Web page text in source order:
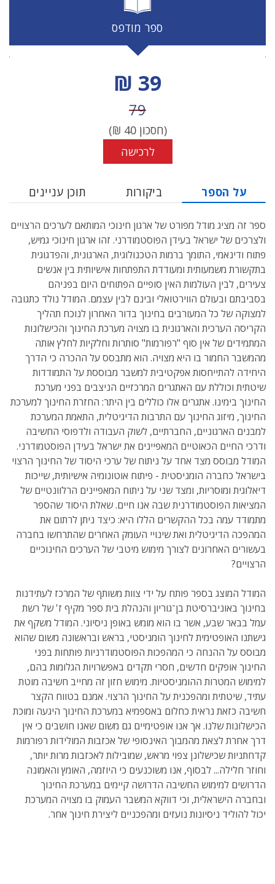
ספר מודפס
מחיר הנחה
39 ₪
מחיר לפני הנחה
79
(חסכון40
₪)
לרכישה
על הספר ביקורות תוכן עניינים
ספר זה מציג מודל מפורט של ארגון חינוכי המותאם לערכים הרצויים
ולצרכים של ישראל בעידן הפוסטמודרני. זהו ארגון חינוכי גמיש,
פתוח ודינאמי, התומך ברמות הטכנולוגית, הארגונית, והפדגוגית
בתקשורת משמעותית ומעודדת התפתחות אישיותית בין אנשים
צעירים, לבין העולמות האין סופיים הפתוחים היום בפניהם
בסביבתם ובעולם הווירטואלי ובינם לבין עצמם. המודל נולד כתגובה
למצוקה של כל המעורבים בחינוך בדור האחרון לנוכח תהליך
הקריסה הערכית והארגונית בו מצויה מערכת החינוך והכישלונות
המתמידים של אין סוף "רפורמות" סותרות וחלקיות לחלץ אותה
מהמשבר החמור בו היא מצויה. הוא מתבסס על ההכרה כי הדרך
היחידה להתייחסות אפקטיבית למשבר מבוססת על התמודדות
שיטתית וכוללת עם האתגרים המרכזיים הניצבים בפני מערכת
החינוך בימינו. אתגרים אלו כוללים בין היתר: החזרת החינוך למערכת
החינוך, מיזוג החינוך עם התרבות הדיגיטלית, התאמת המערכת
למבנים הארגוניים, החברתיים, לשוק העבודה ולדפוסי החשיבה
ודרכי החיים הכאוטיים המאפיינים את ישראל בעידן הפוסטמודרני.
המודל מבוסס מצד אחד על ניתוח של ערכי היסוד של החינוך הרצוי
בישראל כחברה הומניסטית - פיתוח אוטונומיה אישיותית, שייכות
דיאלוגית ומוסריות, ומצד שני על ניתוח המאפיינים הרלוונטיים של
המציאות הפוסטמודרנית שבה אנו חיים. שאלת היסוד שהספר
מתמודד עמה בכל ההקשרים הללו היא: כיצד ניתן לרתום את
המהפכה הדיגיטלית ואת שינויי העומק האחרים שהתרחשו בחברה
בעשורים האחרונים לצורך מימוש מיטבי של הערכים החינוכיים
הרצויים?
המודל המוצג בספר פותח על ידי צוות משותף של המרכז לעתידנות
בחינוך באוניברסיטת בן־גוריון והנהלת בית ספר מקיף ז' של רשת
עמל בבאר שבע, אשר בו הוא מומש באופן ניסיוני. המודל משקף את
גישתנו האופטימית לחינוך הומניסטי, בראש ובראשונה משום שהוא
מבוסס על ההנחה כי המהפכות הפוסטמודרניות פותחות בפני
החינוך אופקים חדשים, חסרי תקדים באפשרויות הגלומות בהם,
למימוש המטרות ההומניסטיות. מימוש חזון זה מחייב חשיבה מוטת
עתיד, שיטתית ומהפכנית על החינוך הרצוי. אמנם בטווח הקצר
חשיבה כזאת נראית כחלום באספמיא במערכת החינוך היגעה ומוכת
הכישלונות שלנו. אך אנו אופטימיים גם משום שאנו חושבים כי אין
דרך אחרת לצאת מהמבוך האינסופי של אכזבות המולידות רפורמות
קדחתניות שכישלונן צפוי מראש, שמובילות לאכזבות מרות יותר,
וחוזר חלילה... לבסוף, אנו משוכנעים כי היוזמה, האומץ והאמונה
הדרושים למימוש החשיבה הדרושה קיימים במערכת החינוך
ובחברה הישראלית, וכי דווקא המשבר העמוק בו מצויה המערכת
יכול להוליד ניסיונות נועזים ומהפכניים ליצירת חינוך אחר.